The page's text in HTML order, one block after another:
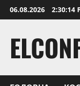
Перейти
к
06.08.2026 2:30:15